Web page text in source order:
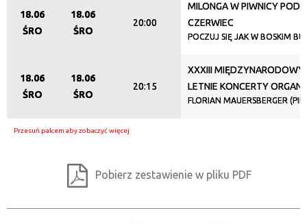
18.06
ŚRO
18.06
ŚRO
20:00
MILONGA W PIWNICY POD
CZERWIEC
POCZUJ SIĘ JAK W BOSKIM
18.06
ŚRO
18.06
ŚRO
20:15
XXXIII MIĘDZYNARODOWY
LETNIE KONCERTY
FLORIAN MAUERSBERGER
Pobierz zestawienie w pliku PDF